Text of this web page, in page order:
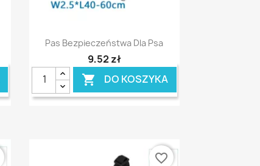
Szybki podgląd
Pas Bezpieczeństwa Dla Psa
9,52 zł
 DO KOSZYKA
favorite_border